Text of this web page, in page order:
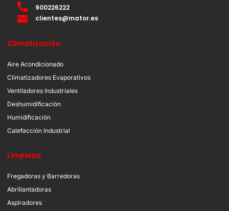
900226222
clientes@mator.es
Climatización
Aire Acondicionado
Climatizadores Evaporativos
Ventiladores Industriales
Deshumidificación
Humidificación
Calefacción Industrial
Limpieza
Fregadoras y Barredoras
Abrillantadoras
Aspiradores